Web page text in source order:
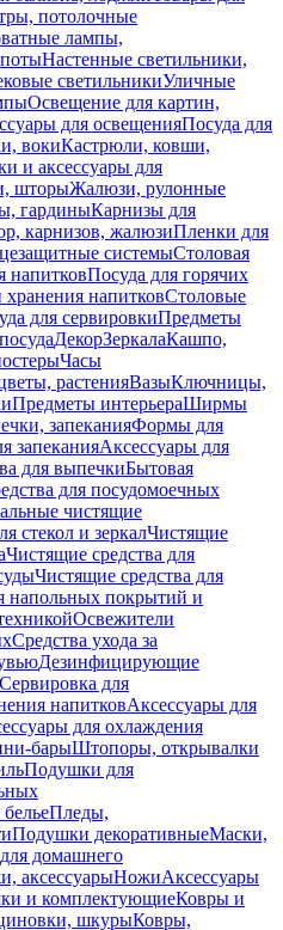
потолочные
лампы,
Настенные светильники,
светильникиУличные
Освещение для картин,
для освещенияПосуда для
вокиКастрюли, ковши,
и аксессуары для
шторыЖалюзи, рулонные
гардиныКарнизы для
карнизов, жалюзиПленки для
системыСтоловая
напитковПосуда для горячих
напитковСтоловые
для сервировкиПредметы
ДекорЗеркалаКашпо,
Часы
растенияВазыКлючницы,
Предметы интерьераШирмы
запеканияФормы для
запеканияАксессуары для
для выпечкиБытовая
для посудомоечных
чистящие
стекол и зеркалЧистящие
Чистящие средства для
Чистящие средства для
напольных покрытий и
Освежители
Средства ухода за
Дезинфицирующие
Сервировка для
напитковАксессуары для
для охлаждения
барыШтопоры, открывалки
Подушки для
Пледы,
Подушки декоративныеМаски,
домашнего
аксессуарыНожиАксессуары
и комплектующиеКовры и
шкурыКовры,